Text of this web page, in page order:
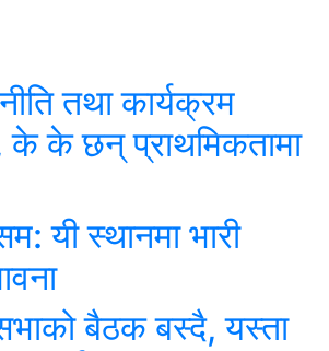
तथा कार्यक्रम
के के छन् प्राथमिकतामा
यी स्थानमा भारी
बैठक बस्दै, यस्ता